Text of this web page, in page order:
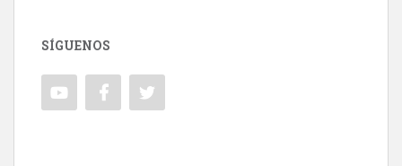
SÍGUENOS